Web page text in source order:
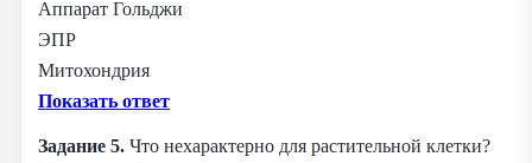
Аппарат Гольджи
ЭПР
Митохондрия
Показать ответ
Задание 5. Что нехарактерно для растительной клетки?